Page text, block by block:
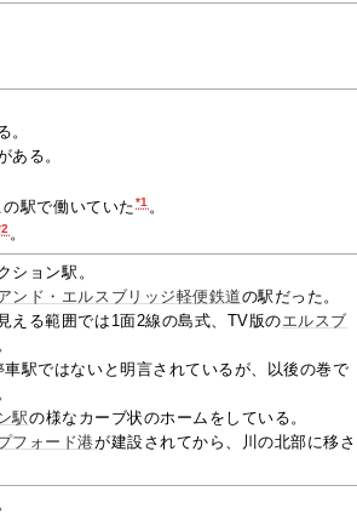
。
ある。
駅で働いていた*1 。
。
ション駅。
ンド・エルスブリッジ軽便鉄道の駅だった。
える範囲では1面2線の島式、TV版のエルスブ
駅ではないと明言されているが、以後の巻で
駅の様なカーブ状のホームをしている。
フォード港が建設されてから、川の北部に移さ